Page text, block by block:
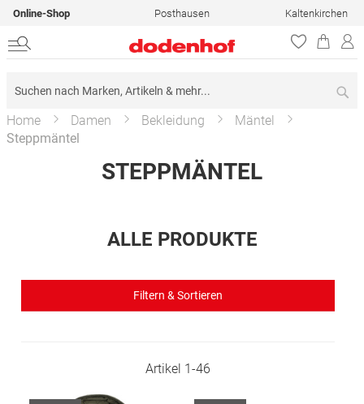
Online-Shop Posthausen Kaltenkirchen
Home Damen Bekleidung
Mäntel
Steppmäntel
STEPPMÄNTEL
ALLE PRODUKTE
Filtern & Sortieren
Artikel 1-46